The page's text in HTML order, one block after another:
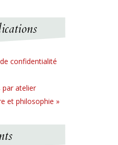
confidentialité
par atelier
et philosophie »